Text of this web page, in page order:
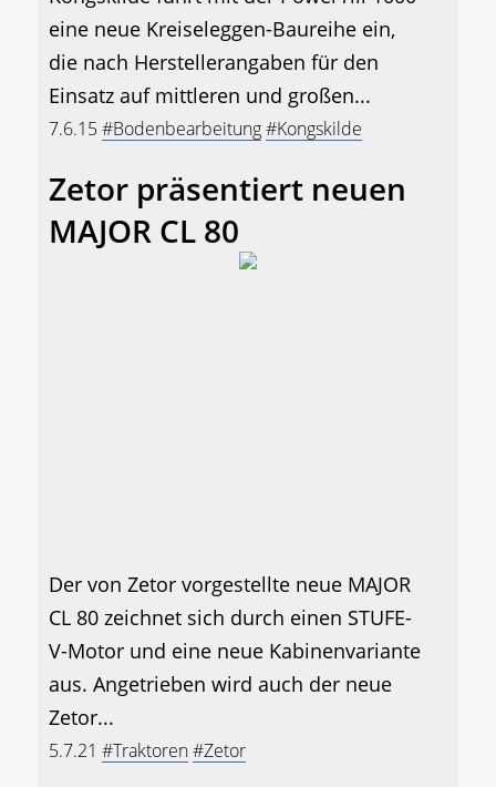
eine neue Kreiseleggen-Baureihe ein,
die nach Herstellerangaben für den
Einsatz auf mittleren und großen...
7.6.15#Bodenbearbeitung#Kongskilde
Zetor präsentiert neuen
MAJOR CL 80
Der von Zetor vorgestellte neue MAJOR
CL 80 zeichnet sich durch einen STUFE-
V-Motor und eine neue Kabinenvariante
aus. Angetrieben wird auch der neue
Zetor...
5.7.21 #Traktoren#Zetor